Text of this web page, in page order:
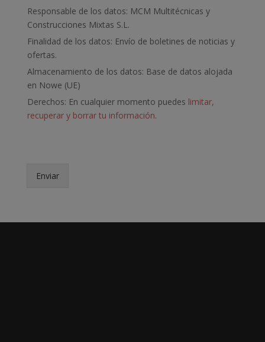
r
i
o
l
í
t
i
c
a
d
e
p
r
*
Responsable de los datos: MCM Multitécnicas y
Construcciones Mixtas S.L.
Finalidad de los datos: Envío de boletines de noticias y
ofertas.
Almacenamiento de los datos: Base de datos alojada
en Nowe (UE)
Derechos: En cualquier momento puedes limitar,
recuperar y borrar tu información.
Enviar